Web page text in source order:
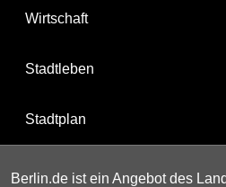
Wirtschaft
Stadtleben
Stadtplan
Berlin.de ist ein Angebot des